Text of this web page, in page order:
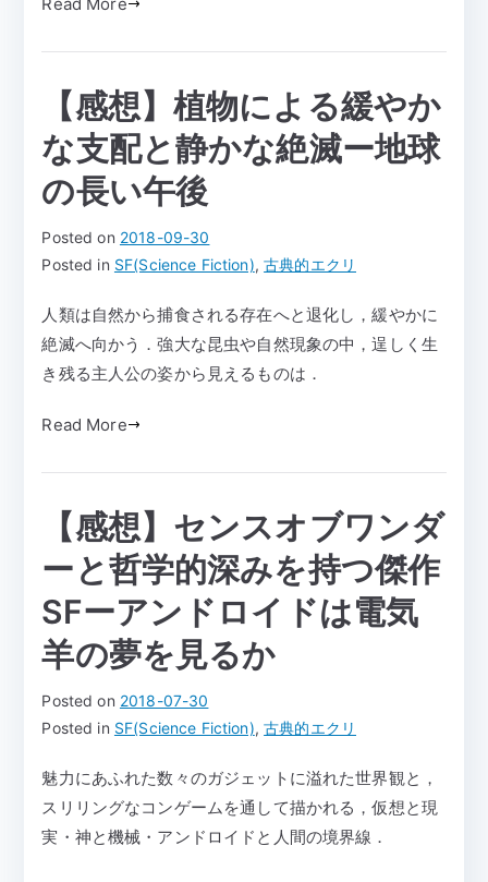
【感想】植物による緩やか
な支配と静かな絶滅ー地球
の長い午後
Posted on 2018-09-30
Posted in SF(Science Fiction),古典的エクリ
人類は自然から捕食される存在へと退化し，緩やかに
絶滅へ向かう．強大な昆虫や自然現象の中，逞しく生
き残る主人公の姿から見えるものは．
Read More
【感想】センスオブワンダ
ーと哲学的深みを持つ傑作
SFーアンドロイドは電気
羊の夢を見るか
Posted on 2018-07-30
Posted in SF(Science Fiction),古典的エクリ
魅力にあふれた数々のガジェットに溢れた世界観と，
スリリングなコンゲームを通して描かれる，仮想と現
実・神と機械・アンドロイドと人間の境界線．